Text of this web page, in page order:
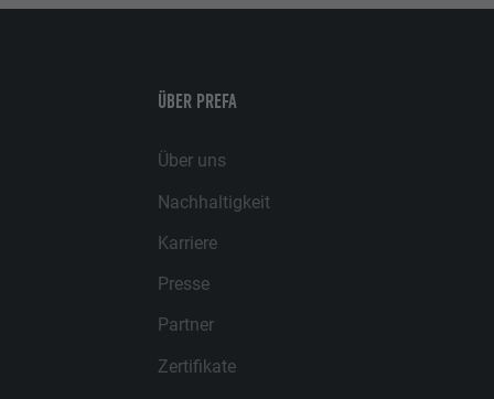
ÜBER PREFA
Über uns
Nachhaltigkeit
Karriere
Presse
Partner
Zertifikate